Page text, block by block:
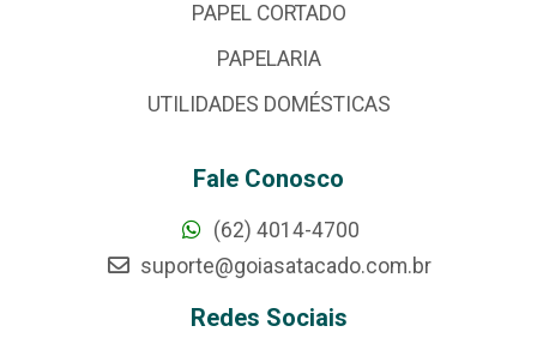
PAPEL CORTADO
PAPELARIA
UTILIDADES DOMÉSTICAS
Fale Conosco
(62) 4014-4700
suporte@goiasatacado.com.br
Redes Sociais